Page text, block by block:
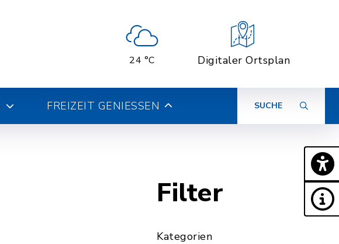
24 °C Digitaler Ortsplan
FREIZEIT GENIESSEN SUCHE
Filter
Kategorien